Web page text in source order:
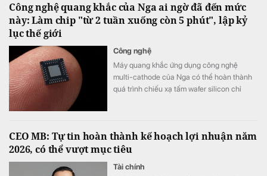
Công nghệ quang khắc của Nga ai ngờ đã đến mức
này: Làm chip "từ 2 tuần xuống còn 5 phút", lập kỷ
lục thế giới
Công nghệ
Máy quang khắc ứng dụng công nghệ
multi-cathode của Nga có thể hoàn thành
quá trình chiếu xạ tấm wafer silicon chỉ
CEO MB: Tự tin hoàn thành kế hoạch lợi nhuận năm
2026, có thể vượt mục tiêu
Tài chính